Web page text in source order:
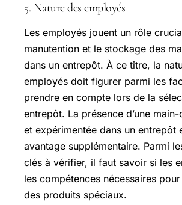
5. Nature des employés
Les employés jouent un rôle
manutention et le stockage des
dans un entrepôt. À ce titre, la
employés doit figurer parmi les
prendre en compte lors de la
entrepôt. La présence d’une
et expérimentée dans un entrepôt
avantage supplémentaire. Parmi
clés à vérifier, il faut savoir si les
les compétences nécessaires
des produits spéciaux.